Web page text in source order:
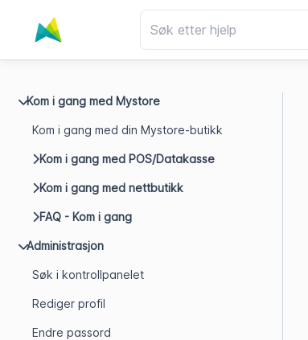
Kom i gang med Mystore
Kom i gang med din Mystore-butikk
Kom i gang med POS/Datakasse
Kom i gang med nettbutikk
FAQ - Kom i gang
Administrasjon
Søk i kontrollpanelet
Rediger profil
Endre passord